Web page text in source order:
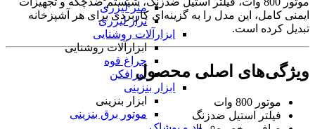
متر لیزری
تراز لیزری
ابزارآلات روشنایی
ابزارآلات روشنایی
چراغ قوه
نورافکن
ابزار بنزینی
ابزار بنزینی
موتور برق بنزینی
ایمنی کامل، این مدل را به گزینه‌ای کاربردی برای هر آشپزخانه
تبدیل کرده است.
ویژگی‌های اصلی محصول
موتور 800 وات
فیلتر استیل ضدزنگ